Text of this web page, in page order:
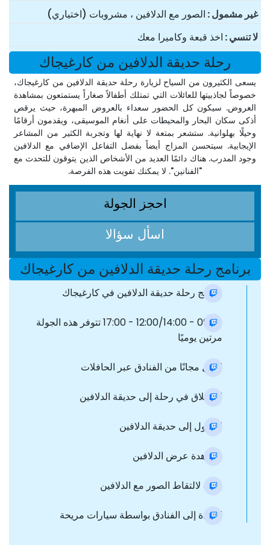
غير مشمول الصور مع الدلافين ، مشروبات (اختياري)
لا تنسي اخذ قبعة وكاميرا معك
رحلة حديقة الدلافين من كارغيجاك
يسعى الكثيرون من السياح لزيارة رحلة حديقة الدلافين من كارغيجاك،
خصوصاً لجاذبيتها للعائلات التي تمتلك أطفالاً صغاراً يستمتعون بمشاهدة
العروض. سيكون كل الحضور سعداء بالعروض المبهرة، حيث يرقص
أذكى سكان البحار والمحيطات على أنغام الموسيقى، ويقدمون أرقامًا
وحيلًا بهلوانية. ستشعر بمتعة لا نهاية لها وتجربة الكثير من المشاعر
الإيجابية. سيتحسن المزاج أيضاً بفضل التفاعل الإضافي مع الدلافين
وجود المدرب. هناك دائمًا العديد من الأشخاص الذين يتوقون للتحدث مع
"الفنانين". لا يمكنك تفويت هذه الفرصة.
احجز الجولة
اسأل سؤالا
برنامج رحلة حديقة الدلافين من كارغيجاك
برنامج رحلة حديقة الدلافين في كارغيجاك
09:00 - 12:00/14:00 - 17:00 تتوفر هذه الجولة
مرتين يوميًا
النقل مجانًا من الفنادق عبر الحافلات
الانطلاق في رحلة إلى حديقة الدلافين
الدخول إلى حديقة الدلافين
مشاهدة عرض الدلافين
وقت لالتقاط الصور مع الدلافين
العودة إلى الفنادق بواسطة سيارات مريحة